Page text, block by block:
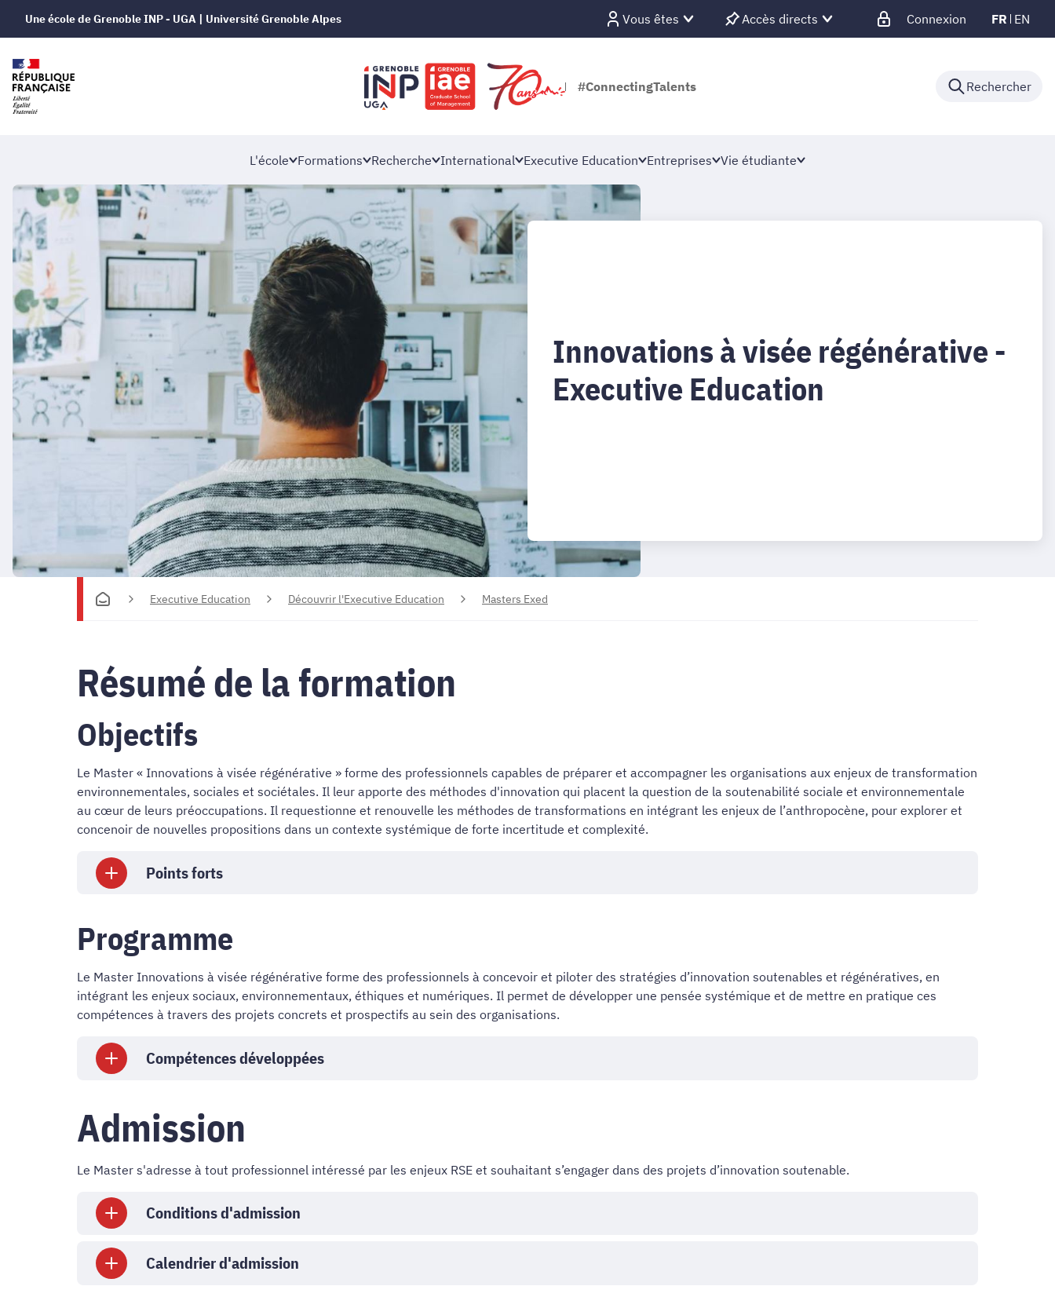
Une école de Grenoble INP - UGA | Université Grenoble Alpes Vous êtes Accès directs Connexion FR EN
#ConnectingTalents Rechercher
L'école Formations Recherche International Executive Education Entreprises Vie étudiante
Innovations à visée régénérative -
Executive Education
Executive Education Découvrir l'Executive Education Masters Exed
Résumé de la formation
Objectifs
Le Master « Innovations à visée régénérative » forme des professionnels capables de préparer et accompagner les organisations aux enjeux de transformation
environnementales, sociales et sociétales. Il leur apporte des méthodes d'innovation qui placent la question de la soutenabilité sociale et environnementale
au cœur de leurs préoccupations. Il requestionne et renouvelle les méthodes de transformations en intégrant les enjeux de l’anthropocène, pour explorer et
concenoir de nouvelles propositions dans un contexte systémique de forte incertitude et complexité.
Points forts
Programme
Le Master Innovations à visée régénérative forme des professionnels à concevoir et piloter des stratégies d’innovation soutenables et régénératives, en
intégrant les enjeux sociaux, environnementaux, éthiques et numériques. Il permet de développer une pensée systémique et de mettre en pratique ces
compétences à travers des projets concrets et prospectifs au sein des organisations.
Compétences développées
Admission
Le Master s'adresse à tout professionnel intéressé par les enjeux RSE et souhaitant s’engager dans des projets d’innovation soutenable.
Conditions d'admission
Calendrier d'admission